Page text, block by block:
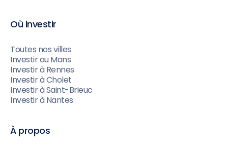
Où investir
Toutes nos villes
Investir au Mans
Investir à Rennes
Investir à Cholet
Investir à Saint-Brieuc
Investir à Nantes
À propos